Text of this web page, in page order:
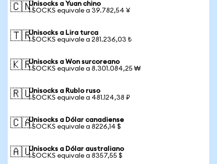
🇨🇳Unisocks a Yuan chino
1 SOCKS equivale a 39.782,54 ¥
🇹🇷Unisocks a Lira turca
1 SOCKS equivale a 281.236,03 ₺
🇰🇷Unisocks a Won surcoreano
1 SOCKS equivale a 8.301.084,25 ₩
🇷🇺Unisocks a Rublo ruso
1 SOCKS equivale a 481.124,38 ₽
🇨🇦Unisocks a Dólar canadiense
1 SOCKS equivale a 8226,14 $
🇦🇺Unisocks a Dólar australiano
1 SOCKS equivale a 8357,55 $